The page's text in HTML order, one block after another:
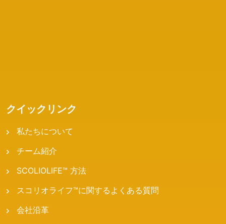
クイックリンク
私たちについて
チーム紹介
SCOLIOLIFE™ 方法
スコリオライフ™に関するよくある質問
会社沿革